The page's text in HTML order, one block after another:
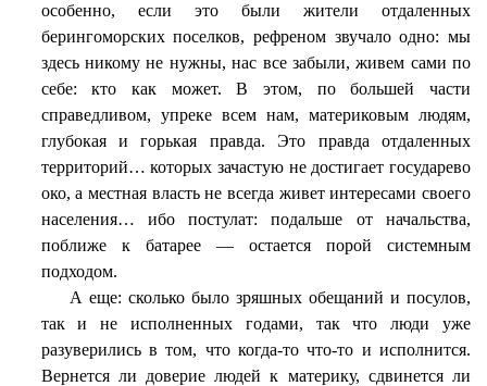
особенно, если это были жители отдаленных
берингоморских поселков, рефреном звучало одно: мы
здесь никому не нужны, нас все забыли, живем сами по
себе: кто как может. В этом, по большей части
справедливом, упреке всем нам, материковым людям,
глубокая и горькая правда. Это правда отдаленных
территорий… которых зачастую не достигает государево
око, а местная власть не всегда живет интересами своего
населения… ибо постулат: подальше от начальства,
поближе к батарее — остается порой системным
подходом.
А еще: сколько было зряшных обещаний и посулов,
так и не исполненных годами, так что люди уже
разуверились в том, что когда-то что-то и исполнится.
Вернется ли доверие людей к материку, сдвинется ли